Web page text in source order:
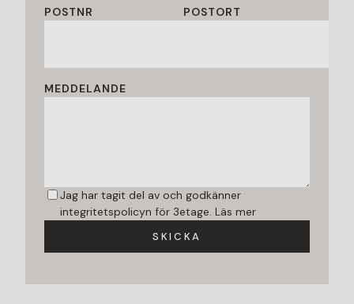
POSTNR POSTORT
MEDDELANDE
Jag har tagit del av och godkänner
integritetspolicyn för 3etage. Läs mer
SKICKA